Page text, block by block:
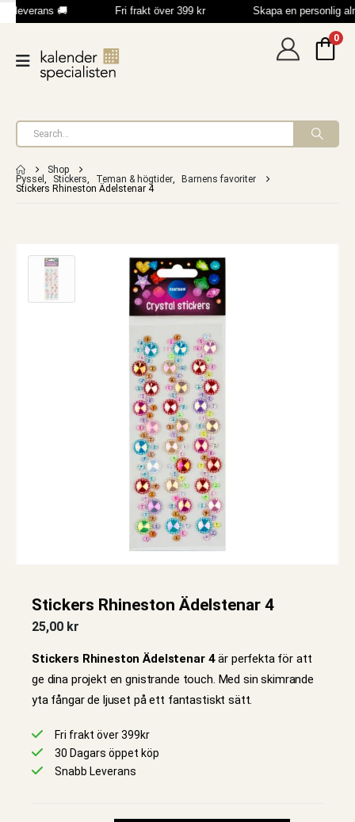
leverans 🚚 Fri frakt över 399 kr Skapa en personlig
0
Shop
Pyssel , Stickers, Teman & högtider,
Barnens favoriter
Stickers Rhineston Ädelstenar 4
Stickers Rhineston Ädelstenar 4
25,00 kr
Stickers Rhineston Ädelstenar 4är perfekta för att
ge dina projekt en gnistrande touch. Med sin skimrande
yta fångar de ljuset på ett fantastiskt sätt.
Fri frakt över 399kr
30 Dagars öppet köp
Snabb Leverans